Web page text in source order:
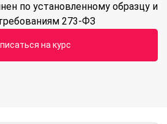
по установленному образцу и
273-ФЗ
на курс